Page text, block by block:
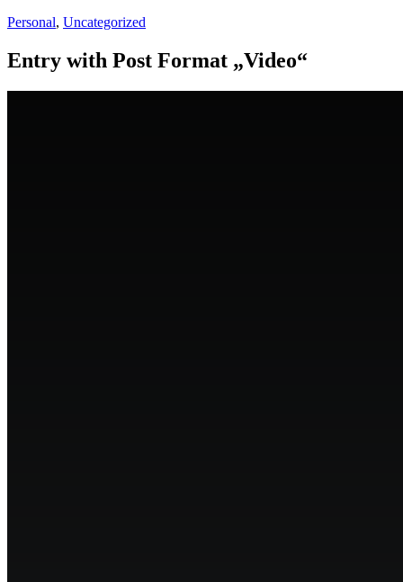
Personal, Uncategorized
Entry with Post Format „Video“